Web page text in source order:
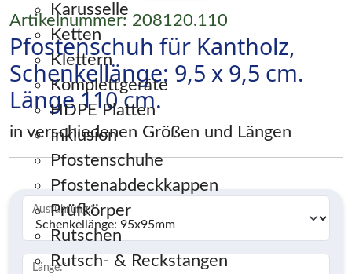
Karusselle
Ketten
Klettern
Komplettgeräte
HDPE Platten
Inklusion
Pfostenschuhe
Pfostenabdeckkappen
Prüfkörper
Rutschen
Rutsch- & Reckstangen
Artikelnummer: 208120.110
Pfostenschuh für Kantholz,
Schenkellänge: 9,5 x 9,5 cm.
Länge 110 cm.
in verschiedenen Größen und Längen
Ausführung:*
Länge:*